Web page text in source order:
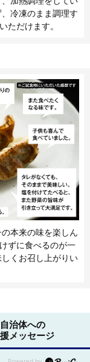
冷凍のまま調理す
ただけます。
本来の味を楽しん
ずに食べるのが一
くお召し上がりい
自治体への
メッセージ